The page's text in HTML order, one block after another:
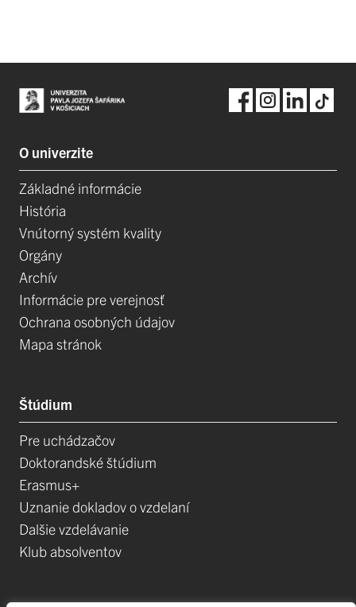
O univerzite
Základné informácie
História
Vnútorný systém kvality
Orgány
Archív
Informácie pre verejnosť
Ochrana osobných údajov
Mapa stránok
Štúdium
Pre uchádzačov
Doktorandské štúdium
Erasmus+
Uznanie dokladov o vzdelaní
Dalšie vzdelávanie
Klub absolventov